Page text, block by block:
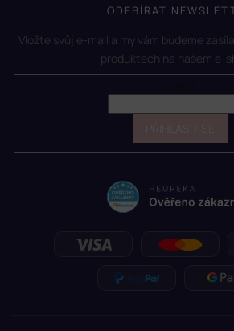
ODEBÍRAT
Vložte svůj e-mail a my vám budeme
produktech na našem e-